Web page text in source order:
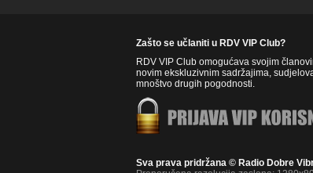
Zašto se učlaniti u RDV VIP Club?
RDV VIP Club omogućava svojim
novim ekskluzivnim sadržajima,
mnoštvo drugih pogodnosti.
Sva prava pridržana © Radio Dobre